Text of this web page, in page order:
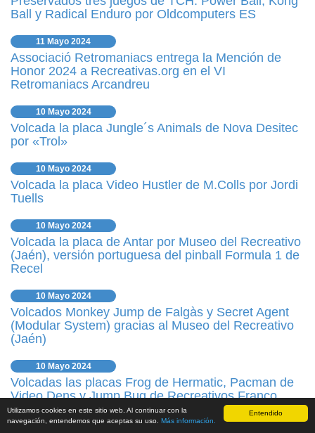
Entendido
Utilizamos cookies en este sitio web. Al continuar con la
navegación, entendemos que aceptas su uso. Más información.
Ball y Radical Enduro por Oldcomputers ES
11 Mayo 2024
Associació Retromaniacs entrega la Mención de
Honor 2024 a Recreativas.org en el VI
Retromaniacs Arcandreu
10 Mayo 2024
Volcada la placa Jungle´s Animals de Nova Desitec
por «Trol»
10 Mayo 2024
Volcada la placa Video Hustler de M.Colls por Jordi
Tuells
10 Mayo 2024
Volcada la placa de Antar por Museo del Recreativo
(Jaén), versión portuguesa del pinball Formula 1 de
Recel
10 Mayo 2024
Volcados Monkey Jump de Falgàs y Secret Agent
(Modular System) gracias al Museo del Recreativo
(Jaén)
10 Mayo 2024
Volcadas las placas Frog de Hermatic, Pacman de
Video Dens y Jump Bug de Recreativos Franco
gracias a Arcade Dealer